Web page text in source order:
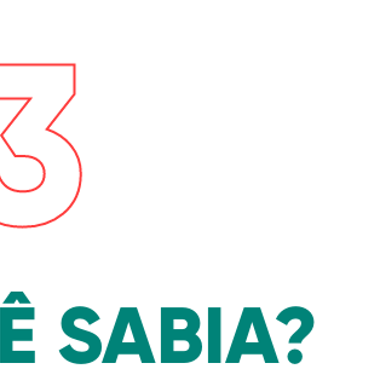
SABIA?